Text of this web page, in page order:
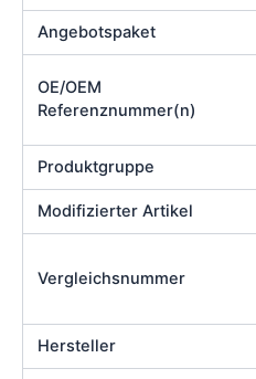
Angebotspaket
OE/OEM
Referenznummer(n)
Produktgruppe
Modifizierter Artikel
Vergleichsnummer
Hersteller